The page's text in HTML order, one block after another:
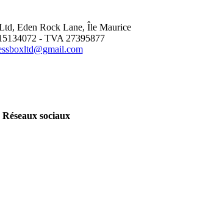
Eden Rock Lane, Île Maurice
- TVA 27395877
Réseaux sociaux